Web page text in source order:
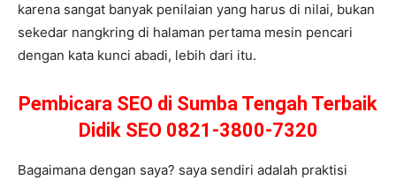
karena sangat banyak penilaian yang harus di nilai, bukan
sekedar nangkring di halaman pertama mesin pencari
dengan kata kunci abadi, lebih dari itu.
Pembicara SEO di Sumba Tengah Terbaik
Didik SEO 0821-3800-7320
Bagaimana dengan saya? saya sendiri adalah praktisi